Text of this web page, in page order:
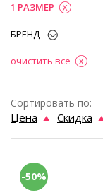
1 РАЗМЕР
БРЕНД
очистить все
Сортировать по:
Цена Скидка
-50%